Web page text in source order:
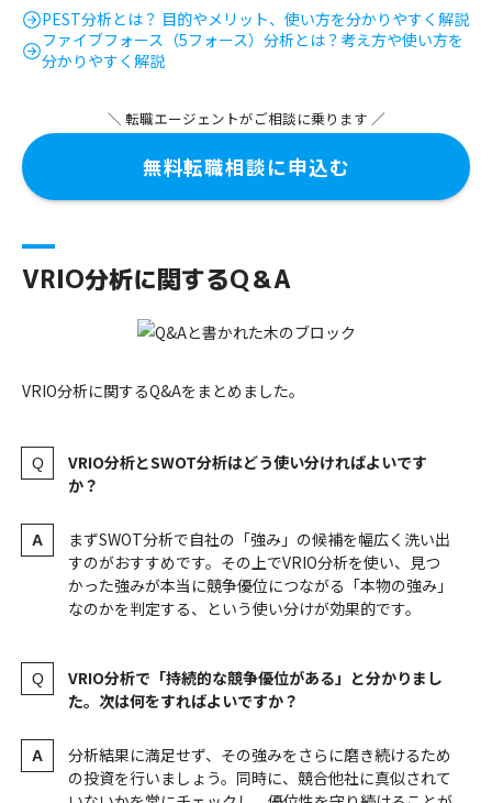
PEST分析とは？ 目的やメリット、使い方を分かりやすく解説
ファイブフォース（5フォース）分析とは？考え方や使い方を
分かりやすく解説
＼ 転職エージェントがご相談に乗ります ／
無料転職相談に申込む
VRIO分析に関するQ＆A
VRIO分析に関するQ&Aをまとめました。
VRIO分析とSWOT分析はどう使い分ければよいです
か？
まずSWOT分析で自社の「強み」の候補を幅広く洗い出
すのがおすすめです。その上でVRIO分析を使い、見つ
かった強みが本当に競争優位につながる「本物の強み」
なのかを判定する、という使い分けが効果的です。
VRIO分析で「持続的な競争優位がある」と分かりまし
た。次は何をすればよいですか？
分析結果に満足せず、その強みをさらに磨き続けるため
の投資を行いましょう。同時に、競合他社に真似されて